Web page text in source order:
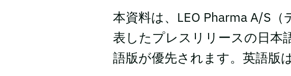
本資料は、LEO Pharma A/S
表したプレスリリースの日本
語版が優先されます。英語版